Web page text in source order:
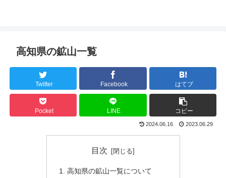
高知県の鉱山一覧
Twitter Facebook はてブ
Pocket LINE コピー
2024.06.16 2023.06.29
目次
高知県の鉱山一覧について